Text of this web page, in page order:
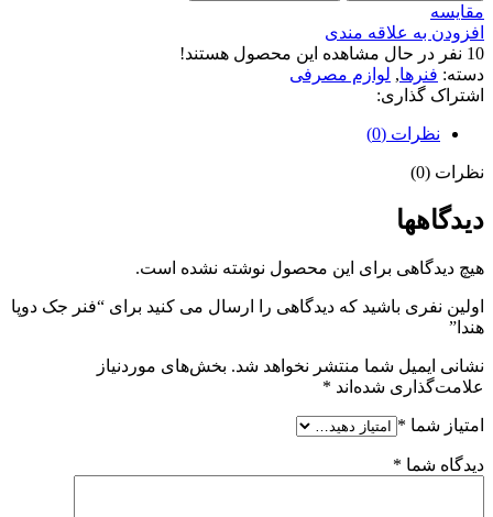
مقایسه
افزودن به علاقه مندی
10 نفر در حال مشاهده این محصول هستند!
دسته: فنرها, لوازم مصرفی
اشتراک گذاری:
نظرات (0)
نظرات (0)
دیدگاهها
هیچ دیدگاهی برای این محصول نوشته نشده است.
اولین نفری باشید که دیدگاهی را ارسال می کنید برای “فنر جک دوپا
هندا”
نشانی ایمیل شما منتشر نخواهد شد. بخش‌های موردنیاز
علامت‌گذاری شده‌اند *
امتیاز شما *
دیدگاه شما *